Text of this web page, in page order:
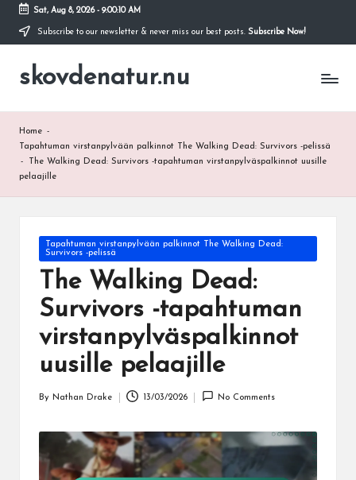
Skip
content
Sat, Aug 8, 2026- 9:00:11 AM
Subscribe to our newsletter & never miss our best posts. Subscribe Now!
skovdenatur.nu
Home -
Tapahtuman virstanpylvään palkinnot The Walking Dead: Survivors -pelissä
-
The Walking Dead: Survivors -tapahtuman virstanpylväspalkinnot uusille
pelaajille
Posted
in
Tapahtuman virstanpylvään palkinnot The Walking Dead:
Survivors -pelissä
The Walking Dead:
Survivors -tapahtuman
virstanpylväspalkinnot
uusille pelaajille
By Nathan Drake 13/03/2026 No Comments